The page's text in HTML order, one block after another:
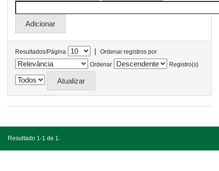
Resultados/Página |
Ordenar registros por
Ordenar
Registro(s)
Resultado 1-1 de 1.